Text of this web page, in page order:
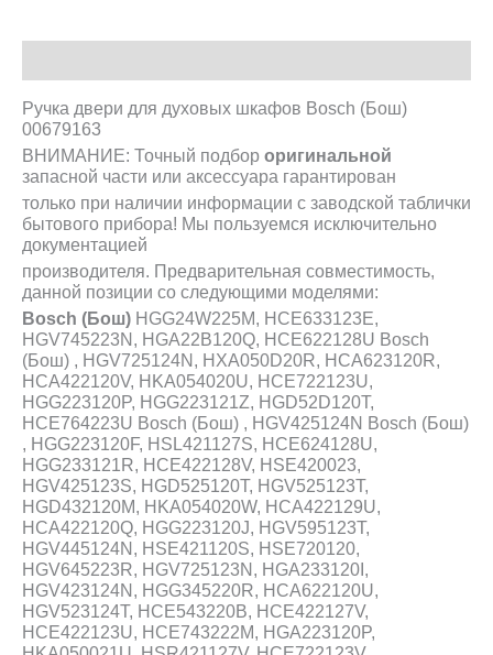
Ручка двери для духовых шкафов Bosch (Бош)
00679163
ВНИМАНИЕ: Точный подбор оригинальной
запасной части или аксессуара гарантирован
только при наличии информации с заводской таблички
бытового прибора! Мы пользуемся исключительно
документацией
производителя. Предварительная совместимость,
данной позиции со следующими моделями:
Bosch (Бош) HGG24W225M, HCE633123E,
HGV745223N, HGA22B120Q, HCE622128U Bosch
(Бош) , HGV725124N, HXA050D20R, HCA623120R,
HCA422120V, HKA054020U, HCE722123U,
HGG223120P, HGG223121Z, HGD52D120T,
HCE764223U Bosch (Бош) , HGV425124N Bosch (Бош)
, HGG223120F, HSL421127S, HCE624128U,
HGG233121R, HCE422128V, HSE420023,
HGV425123S, HGD525120T, HGV525123T,
HGD432120M, HKA054020W, HCA422129U,
HCA422120Q, HGG223120J, HGV595123T,
HGV445124N, HSE421120S, HSE720120,
HGV645223R, HGV725123N, HGA233120I,
HGV423124N, HGG345220R, HCA622120U,
HGV523124T, HCE543220B, HCE422127V,
HCE422123U, HCE743222M, HGA223120P,